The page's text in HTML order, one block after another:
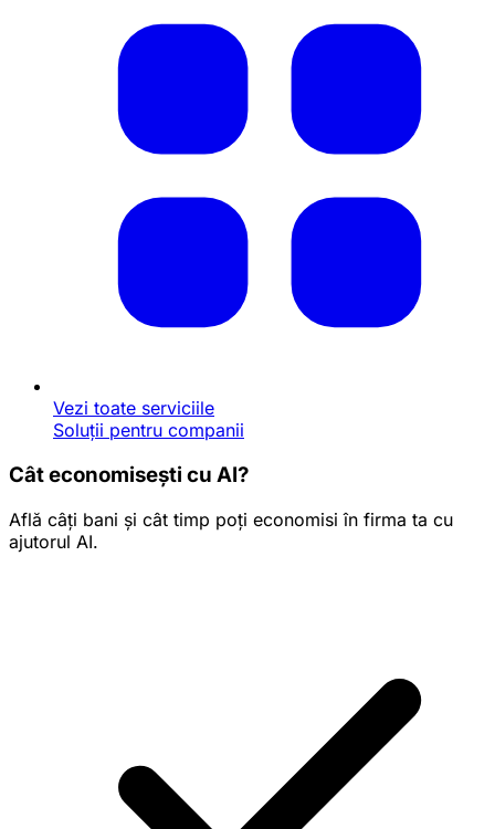
Vezi toate serviciile
Soluții pentru companii
Cât economisești cu AI?
Află câți bani și cât timp poți economisi în firma ta cu
ajutorul AI.